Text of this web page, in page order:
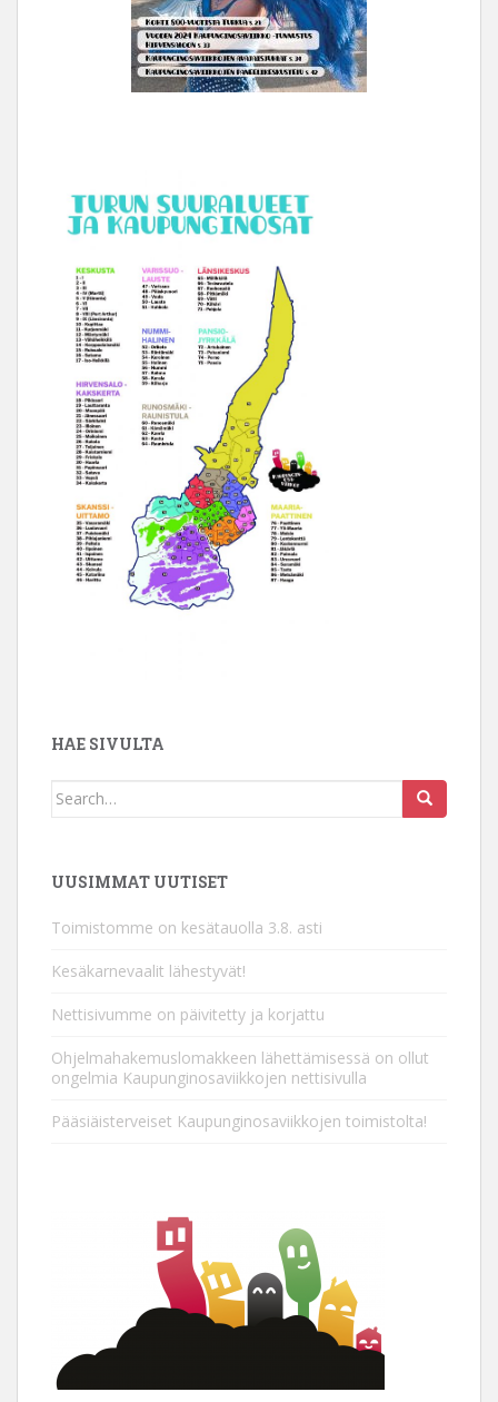
HAE SIVULTA
Search
UUSIMMAT UUTISET
Toimistomme on kesätauolla 3.8. asti
Kesäkarnevaalit lähestyvät!
Nettisivumme on päivitetty ja korjattu
Ohjelmahakemuslomakkeen lähettämisessä on ollut
ongelmia Kaupunginosaviikkojen nettisivulla
Pääsiäisterveiset Kaupunginosaviikkojen toimistolta!